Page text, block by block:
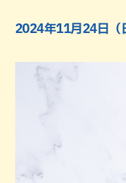
2024年11月24日（